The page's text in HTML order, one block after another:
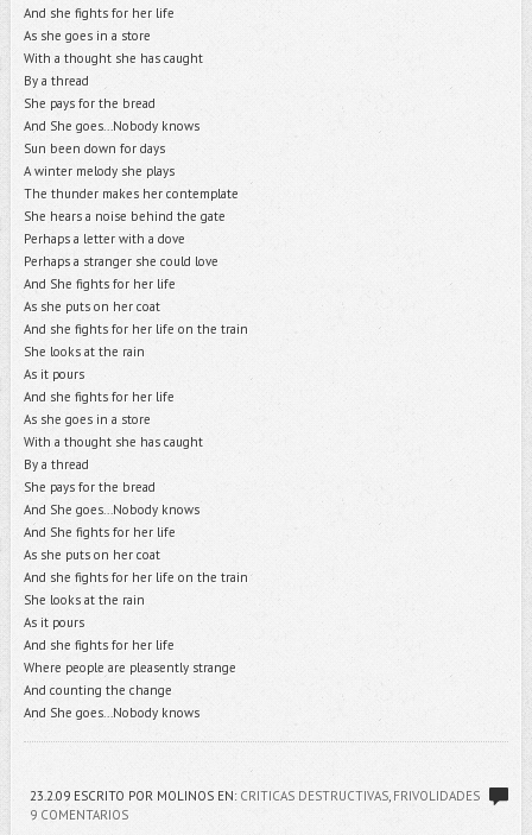
And she fights for her life
As she goes in a store
With a thought she has caught
By a thread
She pays for the bread
And She goes...Nobody knows
Sun been down for days
A winter melody she plays
The thunder makes her contemplate
She hears a noise behind the gate
Perhaps a letter with a dove
Perhaps a stranger she could love
And She fights for her life
As she puts on her coat
And she fights for her life on the train
She looks at the rain
As it pours
And she fights for her life
As she goes in a store
With a thought she has caught
By a thread
She pays for the bread
And She goes...Nobody knows
And She fights for her life
As she puts on her coat
And she fights for her life on the train
She looks at the rain
As it pours
And she fights for her life
Where people are pleasently strange
And counting the change
And She goes...Nobody knows
23.2.09ESCRITO POR MOLINOS EN: CRITICAS DESTRUCTIVAS, FRIVOLIDADES
9 COMENTARIOS